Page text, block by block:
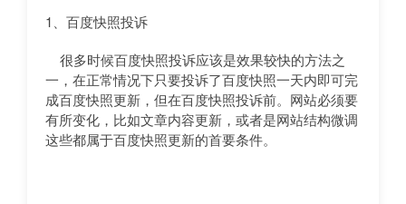
1、百度快照投诉
很多时候百度快照投诉应该是效果较快的方法之
一，在正常情况下只要投诉了百度快照一天内即可完
成百度快照更新，但在百度快照投诉前。网站必须要
有所变化，比如文章内容更新，或者是网站结构微调
这些都属于百度快照更新的首要条件。